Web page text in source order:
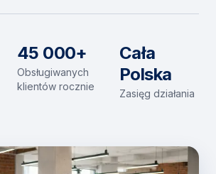
45 000+
Obsługiwanych
klientów rocznie
Cała
Polska
Zasięg działania